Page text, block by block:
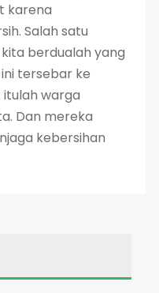
karena
Salah satu
berdualah yang
tersebar ke
itulah warga
Dan mereka
kebersihan